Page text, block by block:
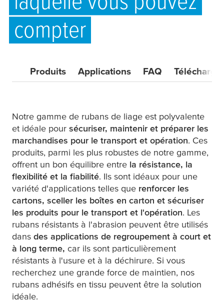
compter
Produits Applications FAQ
Notre gamme de rubans de liage est polyvalente
et idéale pour sécuriser, maintenir et préparer les
marchandises pour le transport et opération. Ces
produits, parmi les plus robustes de notre gamme,
offrent un bon équilibre entre la résistance, la
flexibilité et la fiabilité. Ils sont idéaux pour une
variété d'applications telles que renforcer les
cartons, sceller les boîtes en carton et sécuriser
les produits pour le transport et l'opération. Les
rubans résistants à l'abrasion peuvent être utilisés
dans des applications de regroupement à court et
à long terme, car ils sont particulièrement
résistants à l'usure et à la déchirure. Si vous
recherchez une grande force de maintien, nos
rubans adhésifs en tissu peuvent être la solution
idéale.